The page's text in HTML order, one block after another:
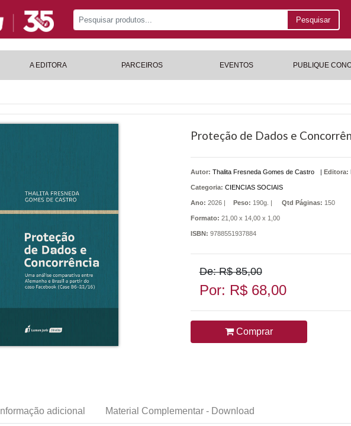
Pesquisar
A EDITORA PARCEIROS EVENTOS PUBLIQUE
Proteção de Dados e
Autor: Thalita Fresneda Gomes de Castro | Editora:
Categoria: CIENCIAS SOCIAIS
Ano: 2026 | Peso: 190g. | Qtd Páginas: 150
Formato: 21,00 x 14,00 x 1,00
ISBN: 9788551937884
De: R$ 85,00
Por: R$ 68,00
Comprar
Informação adicional Material Complementar - Download